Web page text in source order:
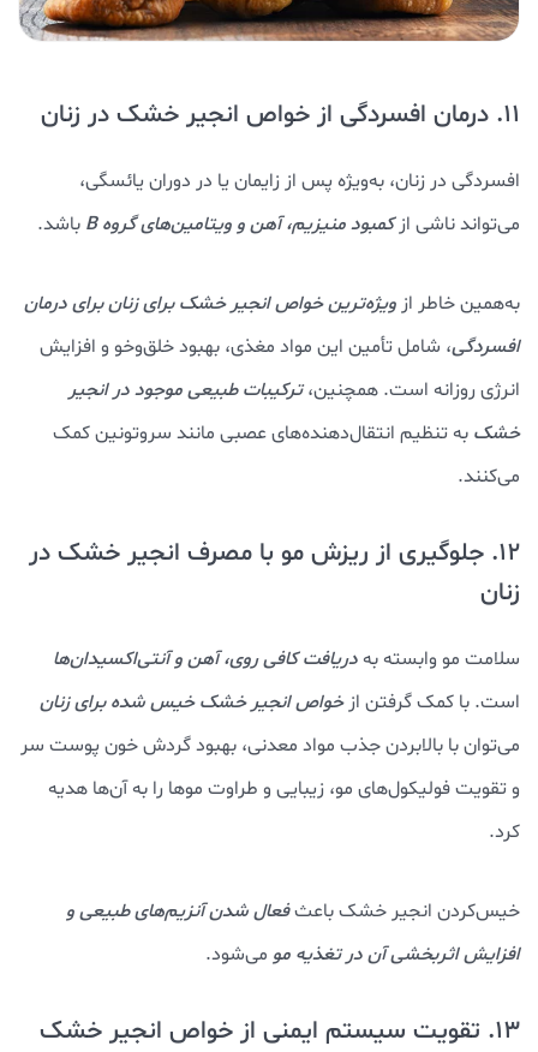
11. درمان افسردگی از خواص انجیر خشک در زنان
افسردگی در زنان، به‌ویژه پس از زایمان یا در دوران یائسگی،
می‌تواند ناشی ازکمبود منیزیم، آهن و ویتامین‌های گروه B باشد.
به‌همین خاطر از ویژه‌ترین خواص انجیر خشک برای زنان برای درمان
افسردگی، شامل تأمین این مواد مغذی، بهبود خلق‌وخو و افزایش
انرژی روزانه است. همچنین،ترکیبات طبیعی موجود در انجیر
خشک به تنظیم انتقال‌دهنده‌های عصبی مانند سروتونین کمک
می‌کنند.
12. جلوگیری از ریزش مو با مصرف انجیر خشک در
زنان
سلامت مو وابسته بهدریافت کافی روی، آهن و آنتی‌اکسیدان‌ها
است. با کمک گرفتن ازخواص انجیر خشک خیس شده برای زنان
می‌توان با بالابردن جذب مواد معدنی، بهبود گردش خون پوست سر
و تقویت فولیکول‌های مو، زیبایی و طراوت موها را به آن‌ها هدیه
کرد.
خیس‌کردن انجیر خشک باعثفعال شدن آنزیم‌های طبیعی و
افزایش اثربخشی آن در تغذیه مو می‌شود.
13. تقویت سیستم ایمنی از خواص انجیر خشک